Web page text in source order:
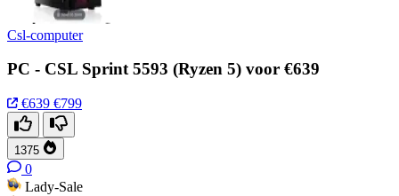
Csl-computer
PC - CSL Sprint 5593 (Ryzen 5) voor €639
€639 €799
1375
0
Lady-Sale